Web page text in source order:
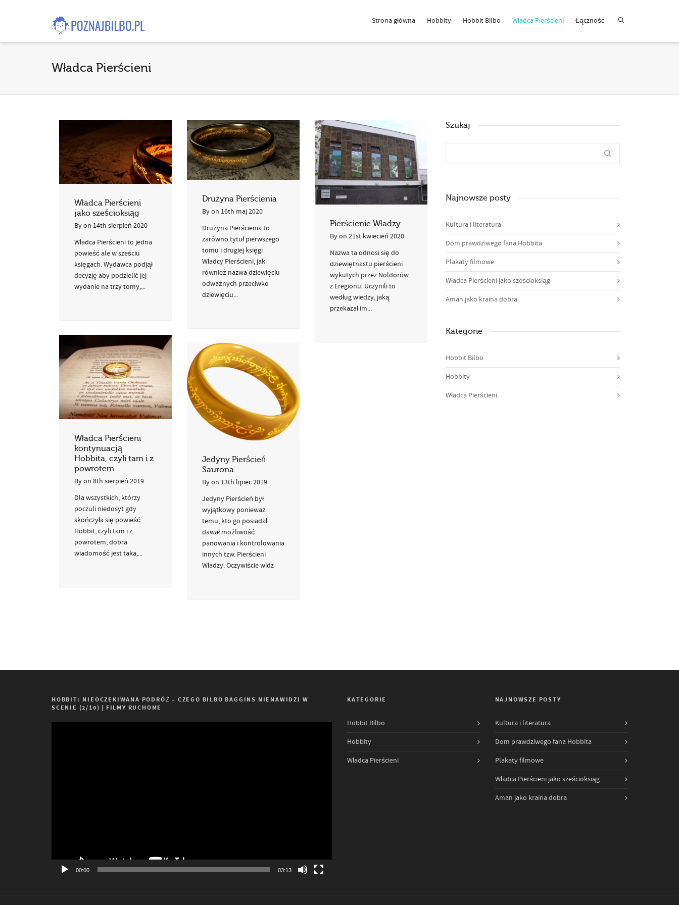
Strona główna Hobbity Hobbit Bilbo Władca Pierścieni Łączność
Władca Pierścieni
Władca Pierścieni
jako sześcioksiąg
Byon 14th sierpień 2020
Władca Pierścieni to jedna
powieść ale w sześciu
księgach. Wydawca podjął
decyzję aby podzielić jej
wydanie na trzy tomy,...
Drużyna Pierścienia
Byon 16th maj 2020
Drużyna Pierścienia to
zarówno tytuł pierwszego
tomu i drugiej księgi
Władcy Pierścieni, jak
również nazwa dziewięciu
odważnych przeciwko
dziewięciu...
Pierścienie Władzy
Byon 21st kwiecień 2020
Nazwa ta odnosi się do
dziewiętnastu pierścieni
wykutych przez Noldorów
z Eregionu. Uczynili to
według wiedzy, jaką
przekazał im...
Władca Pierścieni
kontynuacją
Hobbita, czyli tam i z
powrotem
Byon 8th sierpień 2019
Dla wszystkich, którzy
poczuli niedosyt gdy
skończyła się powieść
Hobbit, czyli tam i z
powrotem, dobra
wiadomość jest taka,...
Jedyny Pierścień
Saurona
Byon 13th lipiec 2019
Jedyny Pierścień był
wyjątkowy ponieważ
temu, kto go posiadał
dawał możliwość
panowania i kontrolowania
innych tzw. Pierścieni
Władzy. Oczywiście widz
Szukaj
Najnowsze posty
Kultura i literatura
Dom prawdziwego fana Hobbita
Plakaty filmowe
Władca Pierścieni jako sześcioksiąg
Aman jako kraina dobra
Kategorie
Hobbit Bilbo
Hobbity
Władca Pierścieni
HOBBIT: NIEOCZEKIWANA PODRÓŻ – CZEGO BILBO BAGGINS NIENAWIDZI W
SCENIE (2/10) | FILMY RUCHOME
00:00 03:13
KATEGORIE
Hobbit Bilbo
Hobbity
Władca Pierścieni
NAJNOWSZE POSTY
Kultura i literatura
Dom prawdziwego fana Hobbita
Plakaty filmowe
Władca Pierścieni jako sześcioksiąg
Aman jako kraina dobra